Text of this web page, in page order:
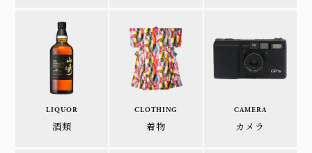
LIQUOR
酒類
CLOTHING
着物
CAMERA
カメラ